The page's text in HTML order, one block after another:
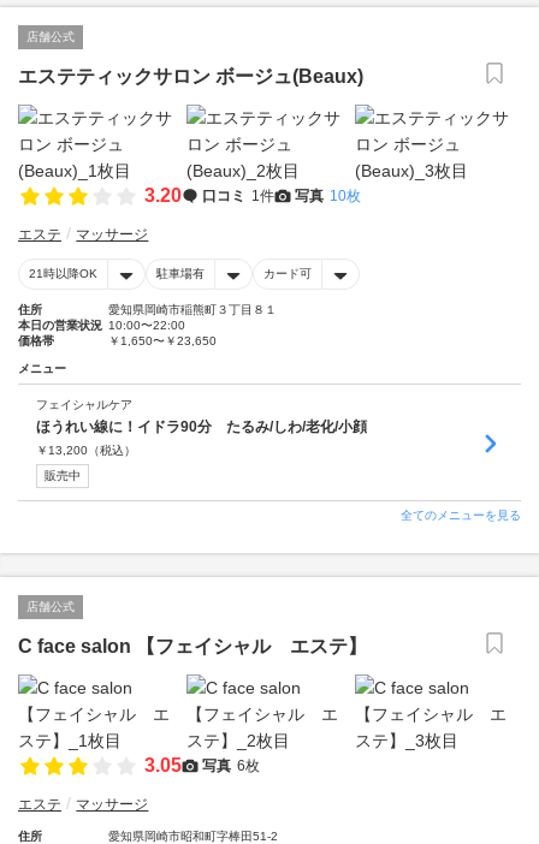
店舗公式
エステティックサロン ボージュ(Beaux)
3.20 口コミ 1件 写真 10枚
エステ マッサージ
21時以降OK 駐車場有 カード可
住所
愛知県岡崎市稲熊町３丁目８１
本日の営業状況 10:00〜22:00
価格帯
￥1,650〜￥23,650
メニュー
フェイシャルケア
ほうれい線に！イドラ90分 たるみ/しわ/老化/小顔
￥ 13,200 （税込）
販売中
全てのメニューを見る
店舗公式
C face salon 【フェイシャル エステ】
3.05 写真 6枚
エステ マッサージ
住所
愛知県岡崎市昭和町字棒田51-2